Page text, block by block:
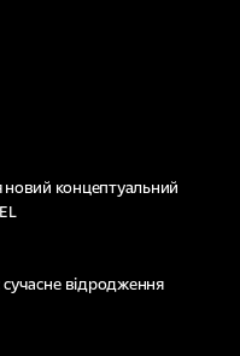
концептуальний
сучасне відродження